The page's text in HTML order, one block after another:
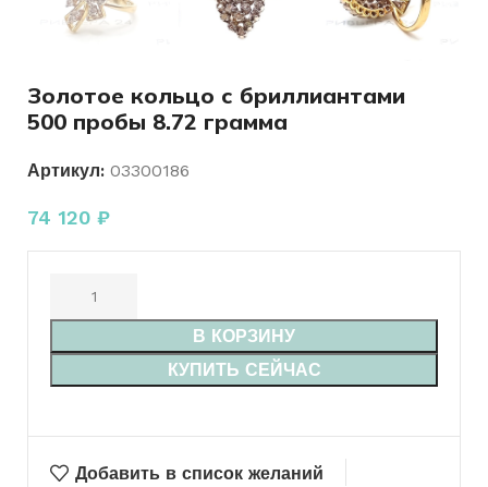
Золотое кольцо с бриллиантами
500 пробы 8.72 грамма
Артикул: 03300186
74 120 ₽
В КОРЗИНУ
КУПИТЬ СЕЙЧАС
Добавить в список желаний